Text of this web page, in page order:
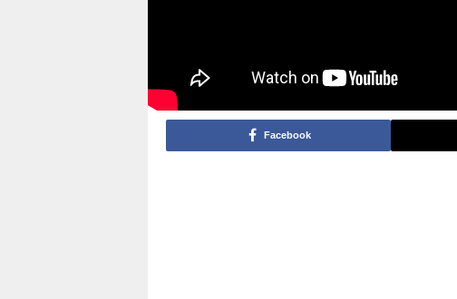
Facebook